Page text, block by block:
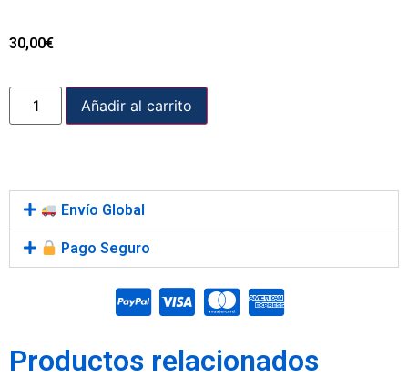
30,00€
Añadir al carrito
Envío Global
Pago Seguro
Productos relacionados